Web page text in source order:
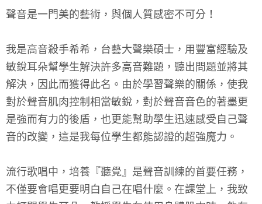
聲音是一門美的藝術，與個人質感密不可分！
我是高音殺手希希，台藝大聲樂碩士，用豐富經驗及
敏銳耳朵幫學生解決許多高音難題，聽出問題並將其
解決，因此而獲得此名。由於學習聲樂的關係，使我
對於聲音肌肉控制相當敏銳，對於聲音音色的著墨更
是強而有力的後盾，也更能幫助學生迅速感受自己聲
音的改變，這是我每位學生都能認證的超強魔力。
流行歌唱中，培養『聽覺』是聲音訓練的首要任務，
不僅要會唱更要明白自己在唱什麼。在課堂上，我致